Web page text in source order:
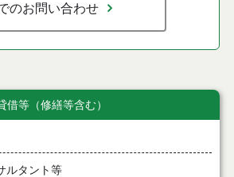
のお問い合わせ
等（修繕等含む）
ルタント等